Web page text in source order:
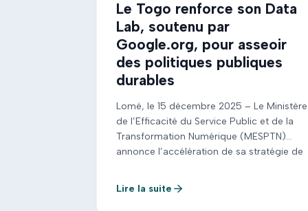
Le Togo renforce son Data
Lab, soutenu par
Google.org, pour asseoir
des politiques publiques
durables
Lomé, le 15 décembre 2025 – Le Ministère
de l’Efficacité du Service Public et de la
Transformation Numérique (MESPTN)
annonce l’accélération de sa stratégie de
Lire la suite